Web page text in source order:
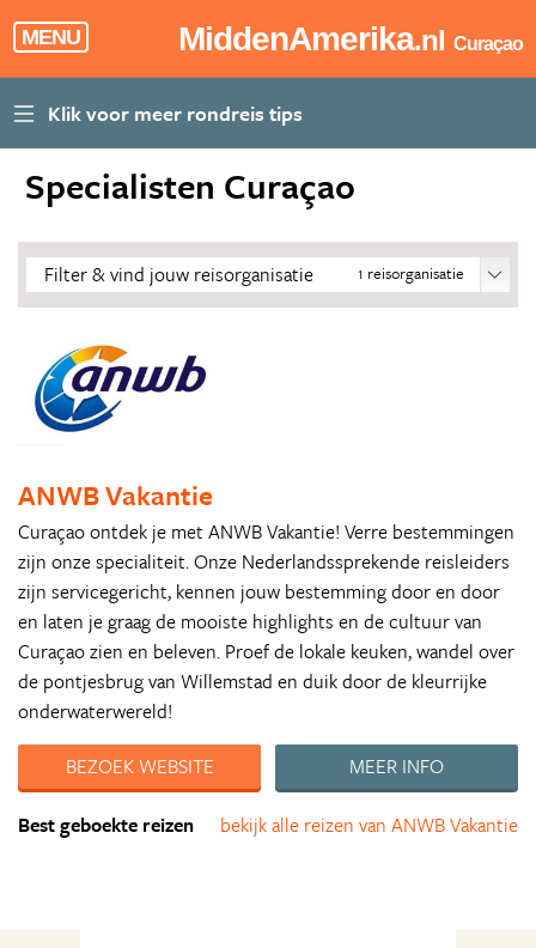
MENU MiddenAmerika.nl Curaçao
Specialisten Curaçao
1 reisorganisatie
Filter & vind jouw reisorganisatie
ANWB Vakantie
Curaçao ontdek je met ANWB Vakantie! Verre bestemmingen
zijn onze specialiteit. Onze Nederlandssprekende reisleiders
zijn servicegericht, kennen jouw bestemming door en door
en laten je graag de mooiste highlights en de cultuur van
Curaçao zien en beleven. Proef de lokale keuken, wandel over
de pontjesbrug van Willemstad en duik door de kleurrijke
onderwaterwereld!
BEZOEK WEBSITE
MEER INFO
bekijk alle reizen van ANWB Vakantie
Best geboekte reizen